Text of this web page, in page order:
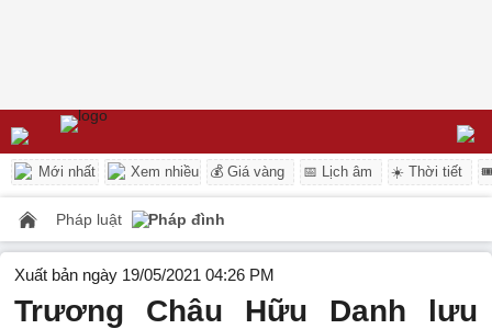
Mới nhất Xem nhiều 💰 Giá vàng 📅 Lịch âm ☀️ Thời tiết
Pháp luật Pháp đình
Xuất bản ngày 19/05/2021 04:26 PM
Trương Châu Hữu Danh lưu